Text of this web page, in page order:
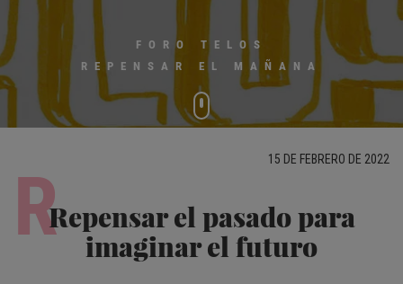
FORO TELOS
REPENSAR EL MAÑANA
15 DE FEBRERO DE 2022
RRepensar el pasado para
imaginar el futuro